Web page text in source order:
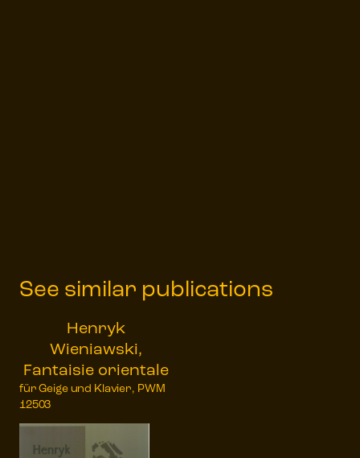
See similar publications
Henryk
Wieniawski,
Fantaisie orientale
für Geige und Klavier, PWM
12503